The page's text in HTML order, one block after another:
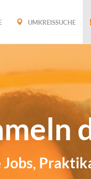
UMKREISSUCHE
Jobs,